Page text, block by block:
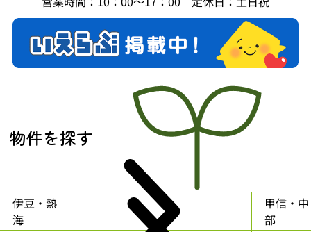
物件を探す
伊豆・熱
海
甲信・中
部